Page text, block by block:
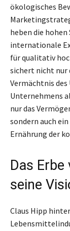
ökologisches
heben die hohen
internationale
für qualitativ
sichert nicht nur
Vermächtnis
Unternehmens
nur das
sondern auch
Ernährung der
Das Erbe
seine
Claus Hipp